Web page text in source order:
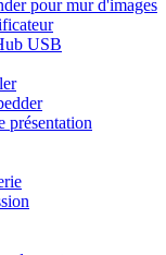
pour mur d'images
USB
présentation